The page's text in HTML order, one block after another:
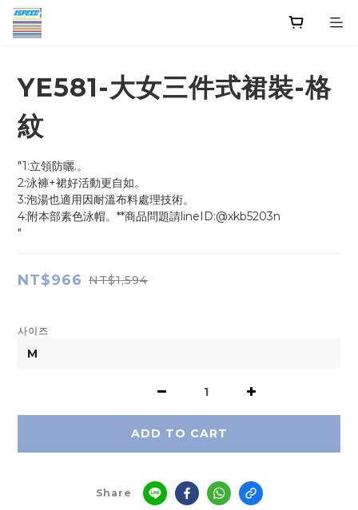
YE581-大女三件式裙裝-格
紋
"1:立領防曬.。
2:泳褲+裙好活動更自如。
3:泡湯也適用因耐溫布料處理技術。
4:附本部素色泳帽。**商品問題請lineID:@xkb5203n
"
NT$966 NT$1,594
사이즈
ADD TO CART
Share